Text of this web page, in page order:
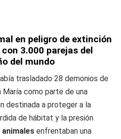
en peligro de extinción
3.000 parejas del
del mundo
trasladado 28 demonios de
María como parte de una
destinada a proteger a la
de hábitat y la presión
animales enfrentaban una